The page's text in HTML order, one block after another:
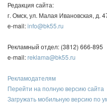
Редакция сайта:
г. Омск, ул. Малая Ивановская, д.
e-mail:info@bk55.ru
Рекламный отдел: (3812) 666-895
e-mail:reklama@bk55.ru
Рекламодателям
Перейти на полную версию сайта
Загружать мобильную версию по